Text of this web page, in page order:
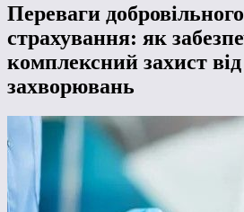
Переваги
страхування: як
комплексний захист
захворювань